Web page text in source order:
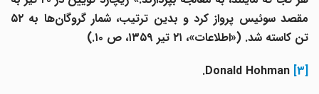
مقصد سوئیس پرواز کرد و بدین ترتیب، شمار گروگان‌ها به ۵۲
تن کاسته شد. («اطلاعات»، ۲۱ تیر ۱۳۵۹، ص ۱۰.)
Donald Hohman
.